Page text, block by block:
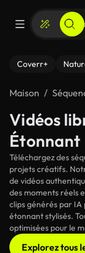
Coverr+
Maison
Vidéos
Étonnant
Téléchargez des
projets créatifs.
de vidéos
des moments réels
clips générés par IA
étonnant stylisés.
optimisées pour le
Explorez tous